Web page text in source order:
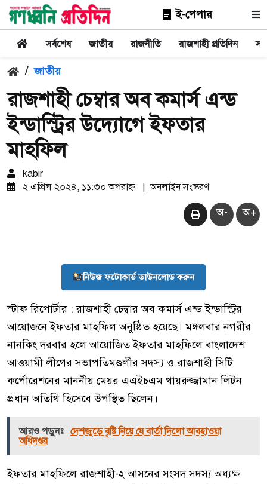
ই-পেপার
সর্বশেষ জাতীয় রাজনীতি রাজশাহী প্রতিদিন
/ জাতীয়
রাজশাহী চেম্বার অব কমার্স এন্ড
ইন্ডাস্ট্রির উদ্যোগে ইফতার
মাহফিল
kabir
২ এপ্রিল ২০২৪, ১১:৩০ অপরাহ্ন
| অনলাইন সংস্করণ
অ- অ+
নিউজ ফটোকার্ড ডাউনলোড করুন
স্টাফ রিপোর্টার : রাজশাহী চেম্বার অব কমার্স এন্ড ইন্ডাস্ট্রির
আয়োজনে ইফতার মাহফিল অনুষ্ঠিত হয়েছে। মঙ্গলবার নগরীর
নানকিং দরবার হলে আয়োজিত ইফতার মাহফিলে বাংলাদেশ
আওয়ামী লীগের সভাপতিমণ্ডলীর সদস্য ও রাজশাহী সিটি
কর্পোরেশনের মাননীয় মেয়র এএইচএম খায়রুজ্জামান লিটন
প্রধান অতিথি হিসেবে উপস্থিত ছিলেন।
আরও পড়ুনঃ দেশজুড়ে বৃষ্টি নিয়ে যে বার্তা দিলো আবহাওয়া
অধিদপ্তর
ইফতার মাহফিলে রাজশাহী-২ আসনের সংসদ সদস্য অধ্যক্ষ